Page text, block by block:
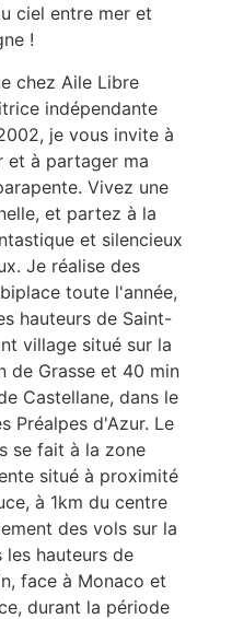
ciel entre mer et
!
chez Aile Libre
indépendante
je vous invite à
et à partager ma
Vivez une
et partez à la
et silencieux
Je réalise des
toute l'année,
hauteurs de Saint-
village situé sur la
de Grasse et 40 min
Castellane, dans le
Préalpes d'Azur. Le
se fait à la zone
situé à proximité
à 1km du centre
des vols sur la
les hauteurs de
face à Monaco et
durant la période